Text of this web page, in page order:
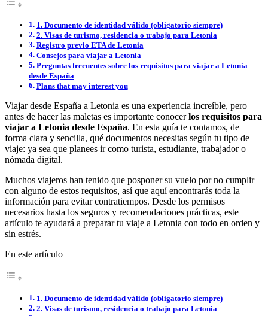
1. Documento de identidad válido (obligatorio siempre)
2. Visas de turismo, residencia o trabajo para Letonia
Registro previo ETA de Letonia
Consejos para viajar a Letonia
Preguntas frecuentes sobre los requisitos para viajar a Letonia
desde España
Plans that may interest you
Viajar desde España a Letonia es una experiencia increíble, pero
antes de hacer las maletas es importante conocerlos requisitos para
viajar a Letonia desde España. En esta guía te contamos, de
forma clara y sencilla, qué documentos necesitas según tu tipo de
viaje: ya sea que planees ir como turista, estudiante, trabajador o
nómada digital.
Muchos viajeros han tenido que posponer su vuelo por no cumplir
con alguno de estos requisitos, así que aquí encontrarás toda la
información para evitar contratiempos. Desde los permisos
necesarios hasta los seguros y recomendaciones prácticas, este
artículo te ayudará a preparar tu viaje a Letonia con todo en orden y
sin estrés.
En este artículo
1. Documento de identidad válido (obligatorio siempre)
2. Visas de turismo, residencia o trabajo para Letonia